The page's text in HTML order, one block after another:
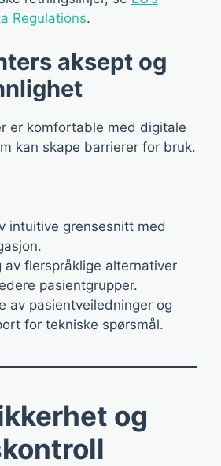
Regulations.
aksept og
er komfortable med digitale
kan skape barrierer for bruk.
intuitive grensesnitt med
av flerspråklige alternativer
pasientgrupper.
av pasientveiledninger og
for tekniske spørsmål.
og